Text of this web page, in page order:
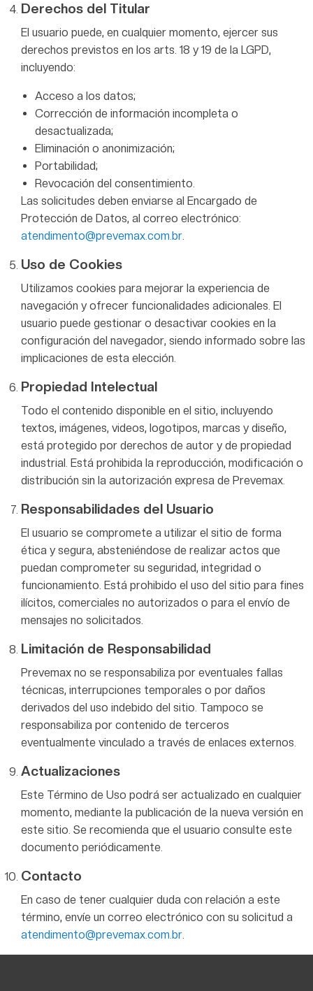
Derechos del Titular
El usuario puede, en cualquier momento, ejercer sus
derechos previstos en los arts. 18 y 19 de la LGPD,
incluyendo:
Acceso a los datos;
Corrección de información incompleta o
desactualizada;
Eliminación o anonimización;
Portabilidad;
Revocación del consentimiento.
Las solicitudes deben enviarse al Encargado de
Protección de Datos, al correo electrónico:
atendimento@prevemax.com.br.
Uso de Cookies
Utilizamos cookies para mejorar la experiencia de
navegación y ofrecer funcionalidades adicionales. El
usuario puede gestionar o desactivar cookies en la
configuración del navegador, siendo informado sobre las
implicaciones de esta elección.
Propiedad Intelectual
Todo el contenido disponible en el sitio, incluyendo
textos, imágenes, videos, logotipos, marcas y diseño,
está protegido por derechos de autor y de propiedad
industrial. Está prohibida la reproducción, modificación o
distribución sin la autorización expresa de Prevemax.
Responsabilidades del Usuario
El usuario se compromete a utilizar el sitio de forma
ética y segura, absteniéndose de realizar actos que
puedan comprometer su seguridad, integridad o
funcionamiento. Está prohibido el uso del sitio para fines
ilícitos, comerciales no autorizados o para el envío de
mensajes no solicitados.
Limitación de Responsabilidad
Prevemax no se responsabiliza por eventuales fallas
técnicas, interrupciones temporales o por daños
derivados del uso indebido del sitio. Tampoco se
responsabiliza por contenido de terceros
eventualmente vinculado a través de enlaces externos.
Actualizaciones
Este Término de Uso podrá ser actualizado en cualquier
momento, mediante la publicación de la nueva versión en
este sitio. Se recomienda que el usuario consulte este
documento periódicamente.
Contacto
En caso de tener cualquier duda con relación a este
término, envíe un correo electrónico con su solicitud a
atendimento@prevemax.com.br.